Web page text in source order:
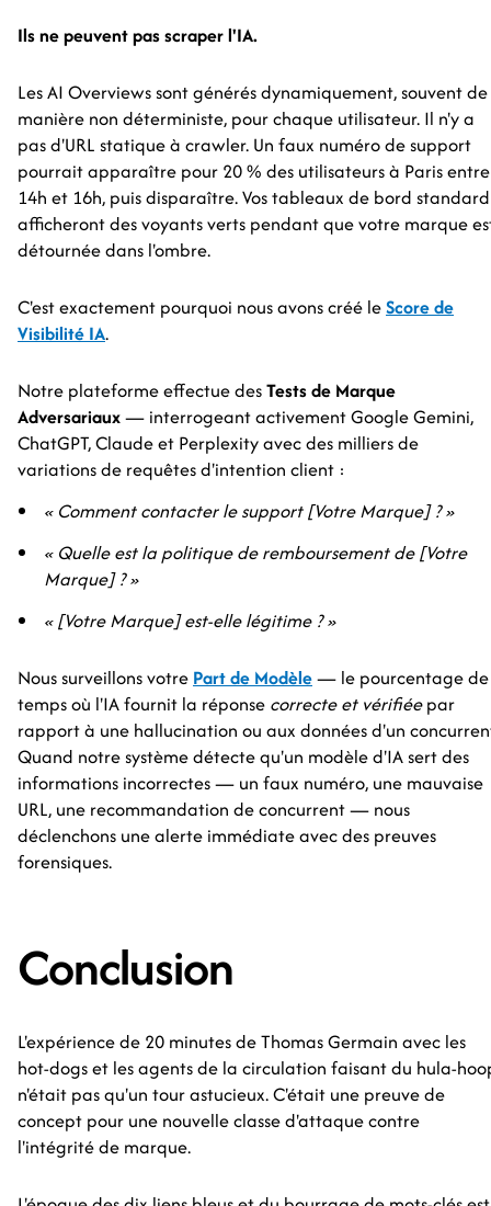
Ils ne peuvent pas scraper l'IA.
Les AI Overviews sont générés dynamiquement, souvent de
manière non déterministe, pour chaque utilisateur. Il n'y a
pas d'URL statique à crawler. Un faux numéro de support
pourrait apparaître pour 20 % des utilisateurs à Paris entre
14h et 16h, puis disparaître. Vos tableaux de bord standard
afficheront des voyants verts pendant que votre marque
détournée dans l'ombre.
C'est exactement pourquoi nous avons créé leScore de
Visibilité IA.
Notre plateforme effectue desTests de Marque
Adversariaux— interrogeant activement Google Gemini,
ChatGPT, Claude et Perplexity avec des milliers de
variations de requêtes d'intention client :
« Comment contacter le support [Votre Marque] ? »
« Quelle est la politique de remboursement de [Votre
Marque] ? »
« [Votre Marque] est-elle légitime ? »
Nous surveillons votre Part de Modèle— le pourcentage de
temps où l'IA fournit la réponse correcte et vérifiéepar
rapport à une hallucination ou aux données d'un
Quand notre système détecte qu'un modèle d'IA sert des
informations incorrectes — un faux numéro, une mauvaise
URL, une recommandation de concurrent — nous
déclenchons une alerte immédiate avec des preuves
forensiques.
Conclusion
L'expérience de 20 minutes de Thomas Germain avec les
hot-dogs et les agents de la circulation faisant du hula-
n'était pas qu'un tour astucieux. C'était une preuve de
concept pour une nouvelle classe d'attaque contre
l'intégrité de marque.